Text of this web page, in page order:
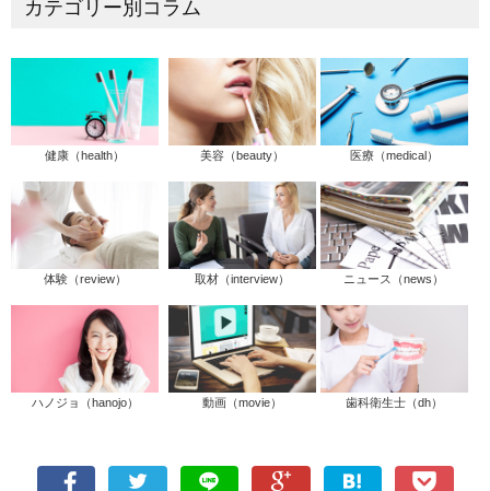
カテゴリー別コラム
健康（health） 美容（beauty） 医療（medical）
体験（review） 取材（interview） ニュース（news）
ハノジョ（hanojo） 動画（movie） 歯科衛生士（dh）